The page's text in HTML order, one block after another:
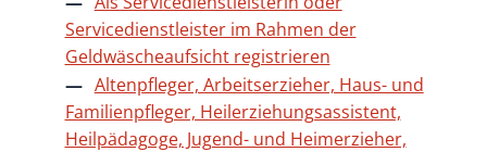
Servicedienstleister im Rahmen der
Geldwäscheaufsicht registrieren
Altenpfleger, Arbeitserzieher, Haus- und
Familienpfleger, Heilerziehungsassistent,
Heilpädagoge, Jugend- und Heimerzieher,